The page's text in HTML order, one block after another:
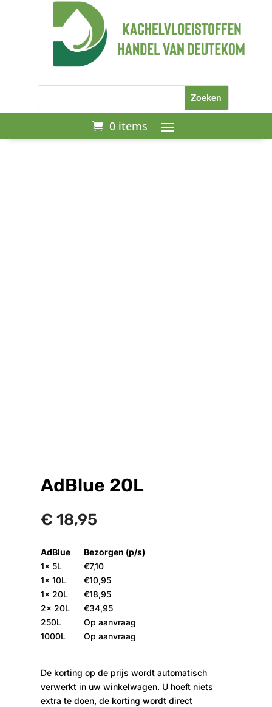
0 items
AdBlue 20L
€ 18,95
AdBlue
Bezorgen (p/s)
1x 5L
€7,10
1x 10L
€10,95
1x 20L
€18,95
2x 20L
€34,95
250L
Op aanvraag
1000L
Op aanvraag
De korting op de prijs wordt automatisch
verwerkt in uw winkelwagen. U hoeft niets
extra te doen, de korting wordt direct